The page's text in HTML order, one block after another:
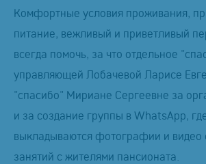
Комфортные условия проживания,
питание, вежливый и приветливый
всегда помочь, за что отдельное
управляющей Лобачевой Ларисе
"спасибо" Мириане Сергеевне за
и за создание группы в WhatsApp,
выкладываются фотографии и видео
занятий с жителями пансионата.